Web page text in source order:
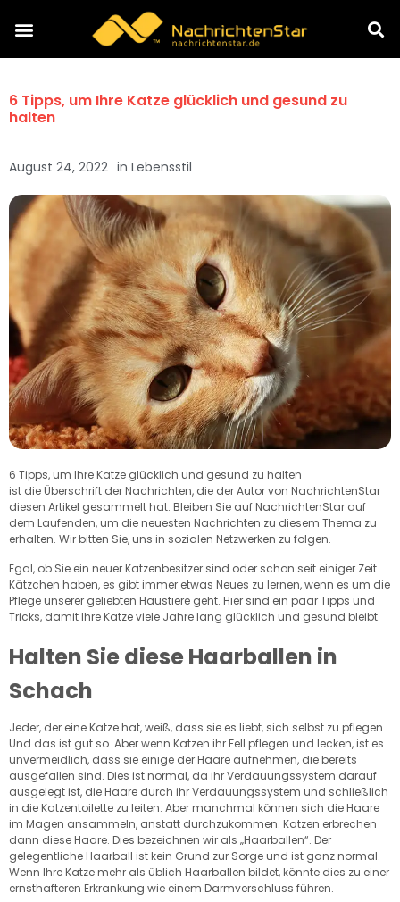
6 Tipps, um Ihre Katze glücklich und gesund zu
halten
August 24, 2022 in Lebensstil
6 Tipps, um Ihre Katze glücklich und gesund zu halten
ist die Überschrift der Nachrichten, die der Autor von NachrichtenStar
diesen Artikel gesammelt hat. Bleiben Sie auf NachrichtenStar auf
dem Laufenden, um die neuesten Nachrichten zu diesem Thema zu
erhalten. Wir bitten Sie, uns in sozialen Netzwerken zu folgen.
Egal, ob Sie ein neuer Katzenbesitzer sind oder schon seit einiger Zeit
Kätzchen haben, es gibt immer etwas Neues zu lernen, wenn es um die
Pflege unserer geliebten Haustiere geht. Hier sind ein paar Tipps und
Tricks, damit Ihre Katze viele Jahre lang glücklich und gesund bleibt.
Halten Sie diese Haarballen in
Schach
Jeder, der eine Katze hat, weiß, dass sie es liebt, sich selbst zu pflegen.
Und das ist gut so. Aber wenn Katzen ihr Fell pflegen und lecken, ist es
unvermeidlich, dass sie einige der Haare aufnehmen, die bereits
ausgefallen sind. Dies ist normal, da ihr Verdauungssystem darauf
ausgelegt ist, die Haare durch ihr Verdauungssystem und schließlich
in die Katzentoilette zu leiten. Aber manchmal können sich die Haare
im Magen ansammeln, anstatt durchzukommen. Katzen erbrechen
dann diese Haare. Dies bezeichnen wir als „Haarballen“. Der
gelegentliche Haarball ist kein Grund zur Sorge und ist ganz normal.
Wenn Ihre Katze mehr als üblich Haarballen bildet, könnte dies zu einer
ernsthafteren Erkrankung wie einem Darmverschluss führen.